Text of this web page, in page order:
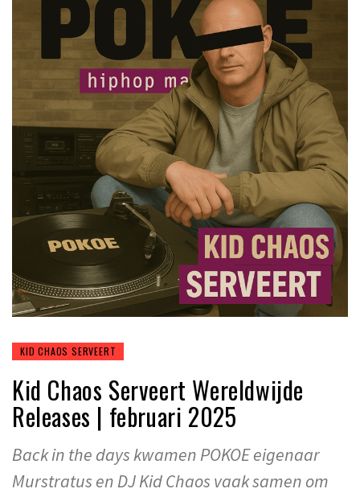
KID CHAOS SERVEERT
Kid Chaos Serveert Wereldwijde
Releases | februari 2025
Back in the days kwamen POKOE eigenaar
Murstratus en DJ Kid Chaos vaak samen om